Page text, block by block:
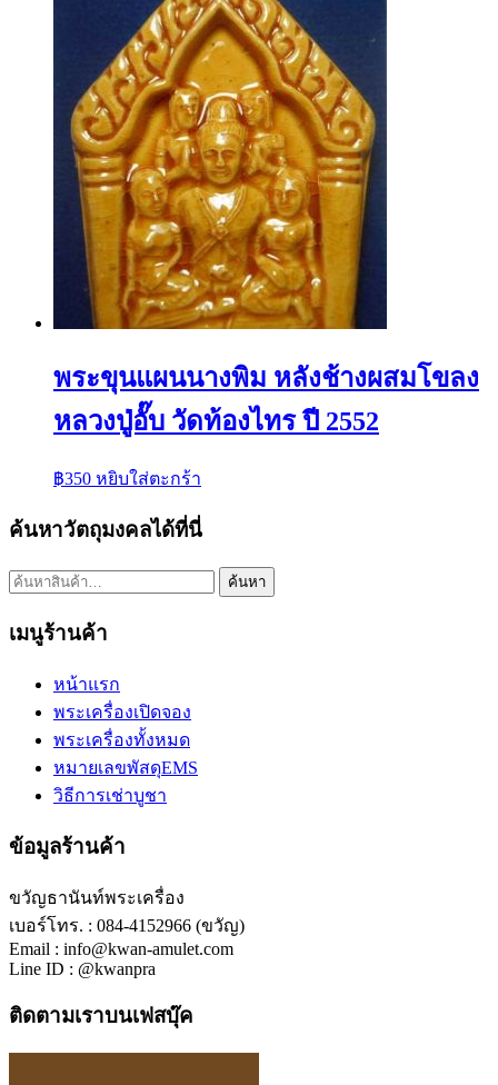
พระขุนแผนนางพิม หลังช้างผสมโขลง
หลวงปู่อั๊บ วัดท้องไทร ปี 2552
฿350 หยิบใส่ตะกร้า
ค้นหาวัตถุมงคลได้ที่นี่
ค้นหา: ค้นหา
เมนูร้านค้า
หน้าแรก
พระเครื่องเปิดจอง
พระเครื่องทั้งหมด
หมายเลขพัสดุEMS
วิธีการเช่าบูชา
ข้อมูลร้านค้า
ขวัญธานันท์พระเครื่อง
เบอร์โทร. : 084-4152966 (ขวัญ)
Email : info@kwan-amulet.com
Line ID : @kwanpra
ติดตามเราบนเฟสบุ๊ค